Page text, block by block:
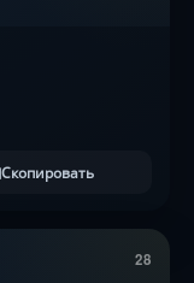
Скопировать
28